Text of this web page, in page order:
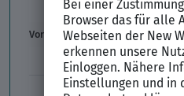
Empfehlungsschreiben
Vorstellungsgespräch
Vorstellungsgespräch Fragen
Schwächen im Vorstellungsgespräch